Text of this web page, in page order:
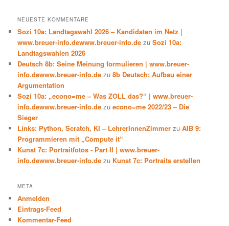
NEUESTE KOMMENTARE
Sozi 10a: Landtagswahl 2026 – Kandidaten im Netz |
www.breuer-info.dewww.breuer-info.de zuSozi 10a:
Landtagswahlen 2026
Deutsch 8b: Seine Meinung formulieren | www.breuer-
info.dewww.breuer-info.de zu8b Deutsch: Aufbau einer
Argumentation
Sozi 10a: „econo=me – Was ZOLL das?“ | www.breuer-
info.dewww.breuer-info.de zuecono=me 2022/23 – Die
Sieger
Links: Python, Scratch, KI – LehrerInnenZimmer zuAIB 9:
Programmieren mit „Compute it“
Kunst 7c: Portraitfotos - Part II | www.breuer-
info.dewww.breuer-info.de zu Kunst 7c: Portraits erstellen
META
Anmelden
Eintrags-Feed
Kommentar-Feed